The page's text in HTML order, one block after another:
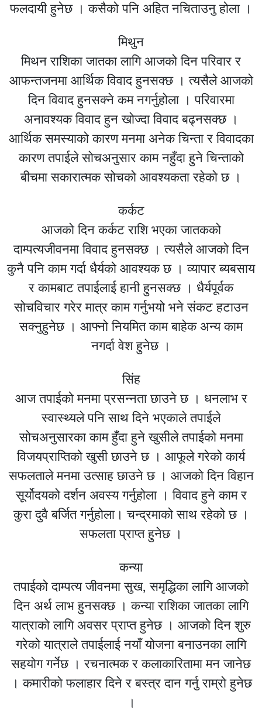
फलदायी हुनेछ । कसैको पनि अहित नचिताउनु होला ।
मिथुन
मिथन राशिका जातका लागि आजको दिन परिवार र
आफन्तजनमा आर्थिक विवाद हुनसक्छ । त्यसैले आजको
दिन विवाद हुनसक्ने कम नगर्नुहोला । परिवारमा
अनावश्यक विवाद हुन खोज्दा विवाद बढ्नसक्छ ।
आर्थिक समस्याको कारण मनमा अनेक चिन्ता र विवादका
कारण तपाईले सोचअनुसार काम नहुँदा हुने चिन्ताको
बीचमा सकारात्मक सोचको आवश्यकता रहेको छ ।
कर्कट
आजको दिन कर्कट राशि भएका जातकको
दाम्पत्यजीवनमा विवाद हुनसक्छ । त्यसैले आजको दिन
कुनै पनि काम गर्दा धैर्यको आवश्यक छ । व्यापार ब्यबसाय
र कामबाट तपाईलाई हानी हुनसक्छ । धैर्यपूर्वक
सोचविचार गरेर मात्र काम गर्नुभयो भने संकट हटाउन
सक्नुहुनेछ । आफ्नो नियमित काम बाहेक अन्य काम
नगर्दा वेश हुनेछ ।
सिंह
आज तपाईको मनमा प्रसन्नता छाउने छ । धनलाभ र
स्वास्थ्यले पनि साथ दिने भएकाले तपाईले
सोचअनुसारका काम हुँदा हुने खुसीले तपाईको मनमा
विजयप्राप्तिको खुसी छाउने छ । आफूले गरेको कार्य
सफलताले मनमा उत्साह छाउने छ । आजको दिन विहान
सूर्योदयको दर्शन अवस्य गर्नुहोला । विवाद हुने काम र
कुरा दुवै बर्जित गर्नुहोला। चन्द्रमाको साथ रहेको छ ।
सफलता प्राप्त हुनेछ ।
कन्या
तपाईको दाम्पत्य जीवनमा सुख, समृद्धिका लागि आजको
दिन अर्थ लाभ हुनसक्छ । कन्या राशिका जातका लागि
यात्राको लागि अवसर प्राप्त हुनेछ । आजको दिन शुरु
गरेको यात्राले तपाईलाई नयाँ योजना बनाउनका लागि
सहयोग गर्नेछ । रचनात्मक र कलाकारितामा मन जानेछ
। कमारीको फलाहार दिने र बस्त्र दान गर्नु राम्रो हुनेछ
।